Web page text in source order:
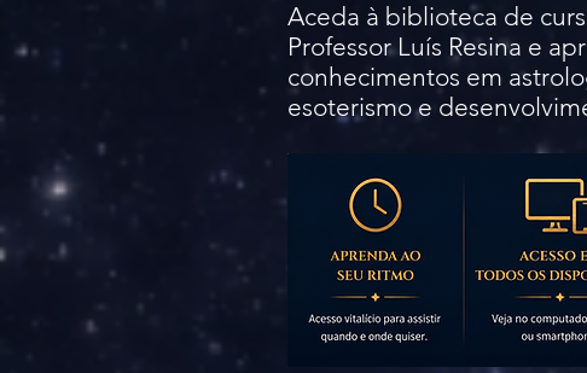
Aceda à biblioteca de
Professor Luís Resina e
conhecimentos em
esoterismo e